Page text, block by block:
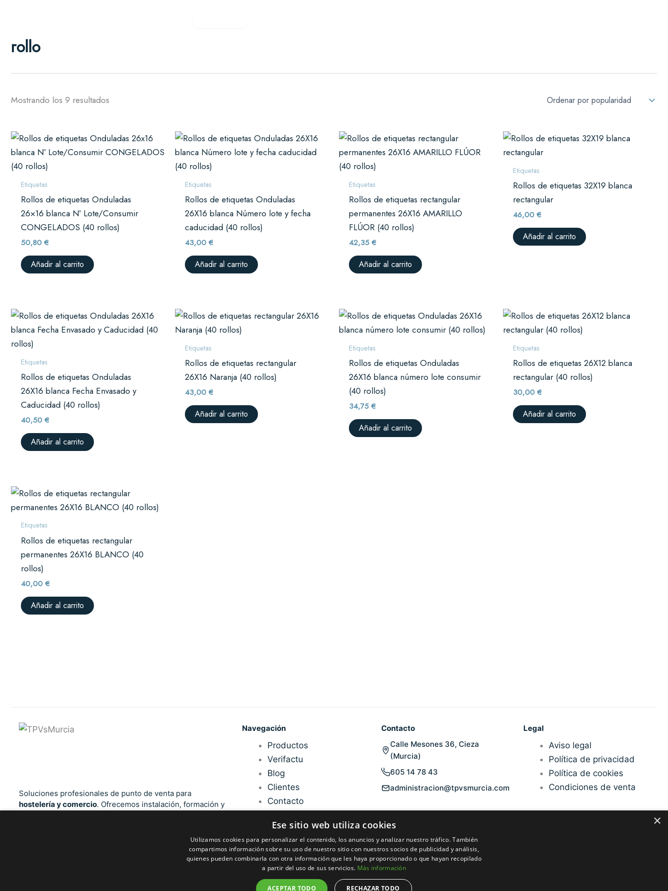
Próximamente
rollo
Mostrando los 9 resultados
Etiquetas
Rollos de etiquetas Onduladas
26×16 blanca Nº Lote/Consumir
CONGELADOS (40 rollos)
50,80€
Añadir al carrito
Etiquetas
Rollos de etiquetas Onduladas
26X16 blanca Número lote y fecha
caducidad (40 rollos)
43,00€
Añadir al carrito
Etiquetas
Rollos de etiquetas rectangular
permanentes 26X16 AMARILLO
FLÚOR (40 rollos)
42,35€
Añadir al carrito
Etiquetas
Rollos de etiquetas 32X19 blanca
rectangular
46,00€
Añadir al carrito
Etiquetas
Rollos de etiquetas Onduladas
26X16 blanca Fecha Envasado y
Caducidad (40 rollos)
40,50€
Añadir al carrito
Etiquetas
Rollos de etiquetas rectangular
26X16 Naranja (40 rollos)
43,00€
Añadir al carrito
Etiquetas
Rollos de etiquetas Onduladas
26X16 blanca número lote consumir
(40 rollos)
34,75€
Añadir al carrito
Etiquetas
Rollos de etiquetas 26X12 blanca
rectangular (40 rollos)
30,00€
Añadir al carrito
Etiquetas
Rollos de etiquetas rectangular
permanentes 26X16 BLANCO (40
rollos)
40,00€
Añadir al carrito
Soluciones profesionales de punto de venta para
hostelería y comercio. Ofrecemos instalación, formación y
Navegación
Productos
Verifactu
Blog
Clientes
Contacto
Contacto
Calle Mesones 36, Cieza
(Murcia)
605 14 78 43
administracion@tpvsmurcia.com
Legal
Aviso legal
Política de privacidad
Política de cookies
Condiciones de venta
×
Ese sitio web utiliza cookies
Utilizamos cookies para personalizar el contenido, los anuncios y analizar nuestro tráfico. También
compartimos información sobre su uso de nuestro sitio con nuestros socios de publicidad y análisis,
quienes pueden combinarla con otra información que les haya proporcionado o que hayan recopilado
a partir del uso de sus servicios. Más información
ACEPTAR TODO RECHAZAR TODO